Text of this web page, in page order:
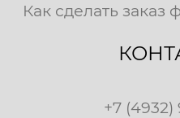
Как сделать
+7